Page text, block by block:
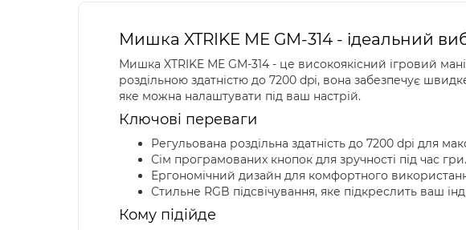
Мишка XTRIKE ME GM-314 - ідеальний
Мишка XTRIKE ME GM-314 - це високоякісний ігровий
роздільною здатністю до 7200 dpi, вона забезпечує
яке можна налаштувати під ваш настрій.
Ключові переваги
Регульована роздільна здатність до 7200 dpi для
Сім програмованих кнопок для зручності під час гри.
Ергономічний дизайн для комфортного
Стильне RGB підсвічування, яке підкреслить ваш
Кому підійде